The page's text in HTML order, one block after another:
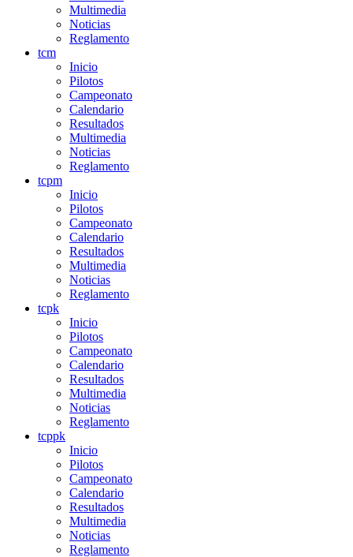
Multimedia
Noticias
Reglamento
tcm
Inicio
Pilotos
Campeonato
Calendario
Resultados
Multimedia
Noticias
Reglamento
tcpm
Inicio
Pilotos
Campeonato
Calendario
Resultados
Multimedia
Noticias
Reglamento
tcpk
Inicio
Pilotos
Campeonato
Calendario
Resultados
Multimedia
Noticias
Reglamento
tcppk
Inicio
Pilotos
Campeonato
Calendario
Resultados
Multimedia
Noticias
Reglamento